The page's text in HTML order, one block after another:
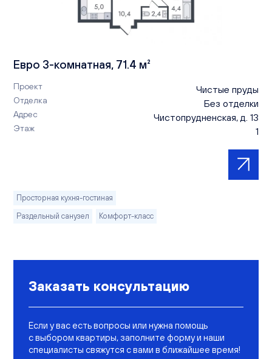
Евро 3-комнатная, 71.4 м²
Проект Чистые пруды
Отделка Без отделки
Адрес Чистопрудненская, д. 13
Этаж 1
Просторная кухня-гостиная
Раздельный санузел
Комфорт-класс
Заказать консультацию
Если у вас есть вопросы или нужна помощь
с выбором квартиры, заполните форму и наши
специалисты свяжутся с вами в ближайшее время!